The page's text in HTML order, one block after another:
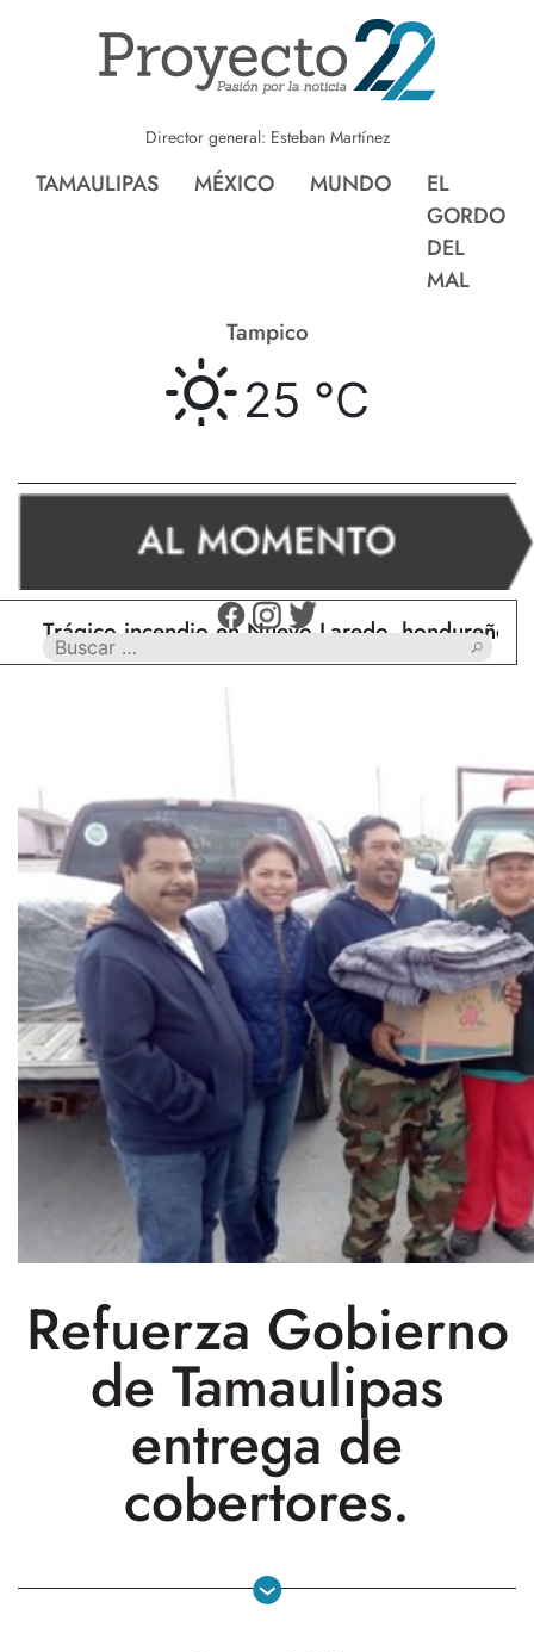
Director general: Esteban Martínez
TAMAULIPAS MÉXICO MUNDO
EL
GORDO
DEL
MAL
Tampico
25 °C
incendio en Nuevo Laredo, hondureño
Refuerza Gobierno
de Tamaulipas
entrega de
cobertores.